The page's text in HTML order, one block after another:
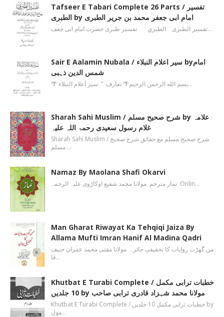
Tafseer E Tabari Complete 26 Parts / تفسیر
الطبری by امام ابی جعفر محمد بن جریر الطبری
تفسیر الطبری الطبري تفسیر طبری حضرت امام ابی جعف…
Sair E Aalamin Nubala / سیر اعلام النبلاء byامام
شمس الدین ذہبی
🌴 بسم الله الرحمن الرحیم🌴 تعارف ’’ سیر أعلام النبلاء…
Sharah Sahi Muslim / شرح صحیح مسلم by علامہ
غلام رسول سعیدی رحمۃ اللہ علیہ
Sharah Sahi Muslim / شرح صحیح مسلم مع حقائق شرح صحیح
مسلم …
Namaz By Maolana Shafi Okarvi
نماز مترجم مولانا محمد شفیع اوکاڑوی علیہ الرحمہ Onlin…
Man Gharat Riwayat Ka Tehqiqi Jaiza By
Allama Mufti Imran Hanif Al Madina Qadri
من گھڑت روایات کا تحقیقی جائزہ مولانا مفتی محمد عمران حنیف
قا…
Khutbat E Turabi Complete / خطبات ترابی مکمل
10 جلدیں by مولانا محمد شہزاد قادری ترابی صاحب
Khutbat E Turabi Complete / خطبات ترابی مکمل 10 جلدیں by
مول…